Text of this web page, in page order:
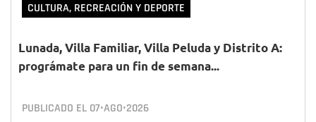
CULTURA, RECREACIÓN Y DEPORTE
Lunada, Villa Familiar, Villa Peluda y Distrito A:
prográmate para un fin de semana...
PUBLICADO EL 07•AGO•2026